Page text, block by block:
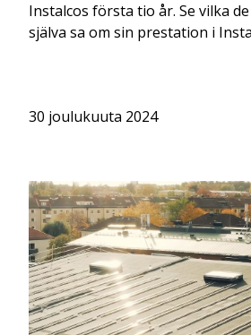
Instalcos första tio år. Se vilka
själva sa om sin prestation i
30 joulukuuta 2024